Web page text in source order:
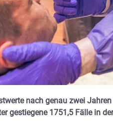
nach genau zwei
gestiegene 1751,5 Fälle in